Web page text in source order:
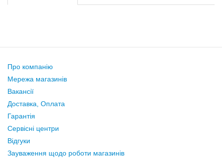
Про компанію
Мережа магазинів
Вакансії
Доставка, Оплата
Гарантія
Сервісні центри
Відгуки
Зауваження щодо роботи магазинів